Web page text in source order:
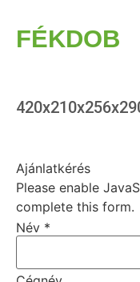
FÉKDOB
Ajánlatkérés
Please enable
complete this form.
Név *